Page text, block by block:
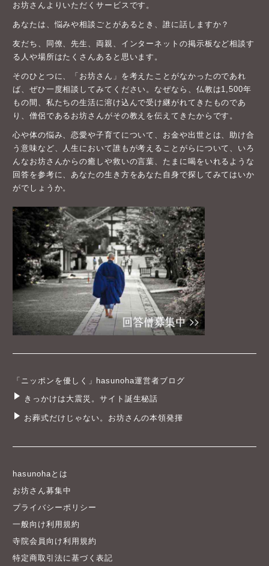
お坊さんよりいただくサービスです。
あなたは、悩みや相談ごとがあるとき、誰に話しますか？
友だち、同僚、先生、両親、インターネットの掲示板など相談す
る人や場所はたくさんあると思います。
そのひとつに、「お坊さん」を考えたことがなかったのであれ
ば、ぜひ一度相談してみてください。なぜなら、仏教は1,500年
もの間、私たちの生活に溶け込んで受け継がれてきたものであ
り、僧侶であるお坊さんがその教えを伝えてきたからです。
心や体の悩み、恋愛や子育てについて、お金や出世とは、助け合
う意味など、人生において誰もが考えることがらについて、いろ
んなお坊さんからの癒しや救いの言葉、たまに喝をいれるような
回答を参考に、あなたの生き方をあなた自身で探してみてはいか
がでしょうか。
「ニッポンを優しく」hasunoha運営者ブログ
きっかけは大震災。サイト誕生秘話
お葬式だけじゃない。お坊さんの本領発揮
hasunohaとは
お坊さん募集中
プライバシーポリシー
一般向け利用規約
寺院会員向け利用規約
特定商取引法に基づく表記